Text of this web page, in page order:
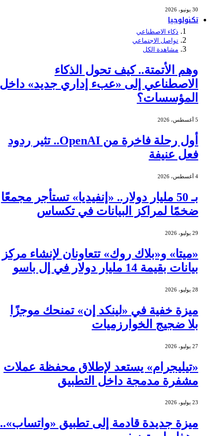
30 يونيو، 2026
تكنولوجيا
ذكاء الاصطناعي
تواصل الاجتماعي
مشاهدة الكل
وهم الأتمتة.. كيف تحول الذكاء
الاصطناعي إلى «عبء إداري جديد» داخل
المؤسسات؟
5 أغسطس، 2026
أول رحلة فاخرة من OpenAI.. تثير ردود
فعل عنيفة
4 أغسطس، 2026
بـ 50 مليار دولار.. «إنفيديا» تستأجر مجمعًا
ضخمًا لمراكز البيانات في تكساس
29 يوليو، 2026
«ميتا» و«بلاك روك» تتعاونان لإنشاء مركز
بيانات بقيمة 14 مليار دولار في إل باسو
28 يوليو، 2026
ميزة خفية في «لينكد إن» تمنحك موجزًا
بلا ضجيج الخوارزميات
27 يوليو، 2026
«تيليجرام» يستعد لإطلاق محفظة عملات
مشفرة مدمجة داخل التطبيق
23 يوليو، 2026
ميزة جديدة قادمة إلى تطبيق «واتساب»..